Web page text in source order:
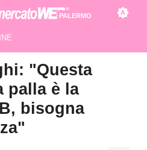
PALERMO
"Questa
palla è la
bisogna